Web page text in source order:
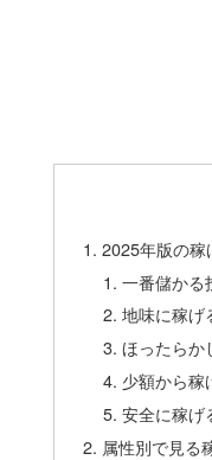
2025年版の
一番儲かる
地味に稼げ
ほったらか
少額から稼
安全に稼げ
属性別で見る